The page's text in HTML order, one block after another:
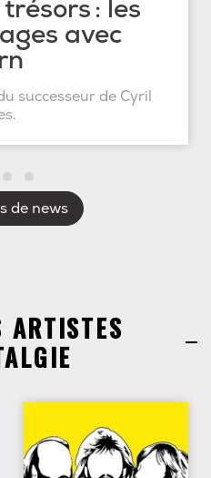
: les
avec
successeur de Cyril
de news
ARTISTES